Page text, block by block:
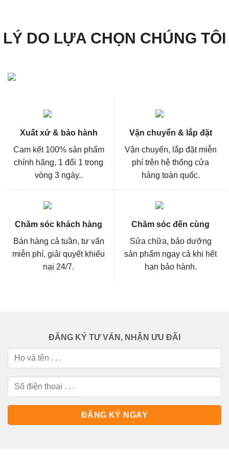
LÝ DO LỰA CHỌN CHÚNG TÔI
Xuất xứ & bảo hành
Cam kết 100% sản phẩm
chính hãng, 1 đổi 1 trong
vòng 3 ngày..
Vận chuyển & lắp đặt
Vận chuyển, lắp đặt miễn
phí trên hệ thống cửa
hàng toàn quốc.
Chăm sóc khách hàng
Bán hàng cả tuần, tư vấn
miễn phí, giải quyết khiếu
nại 24/7.
Chăm sóc đến cùng
Sửa chữa, bảo dưỡng
sản phẩm ngay cả khi hết
hạn bảo hành.
ĐĂNG KÝ TƯ VẤN, NHẬN ƯU ĐÃI